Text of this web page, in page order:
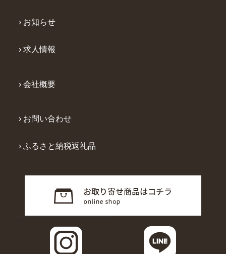
› お知らせ
› 求人情報
› 会社概要
› お問い合わせ
› ふるさと納税返礼品